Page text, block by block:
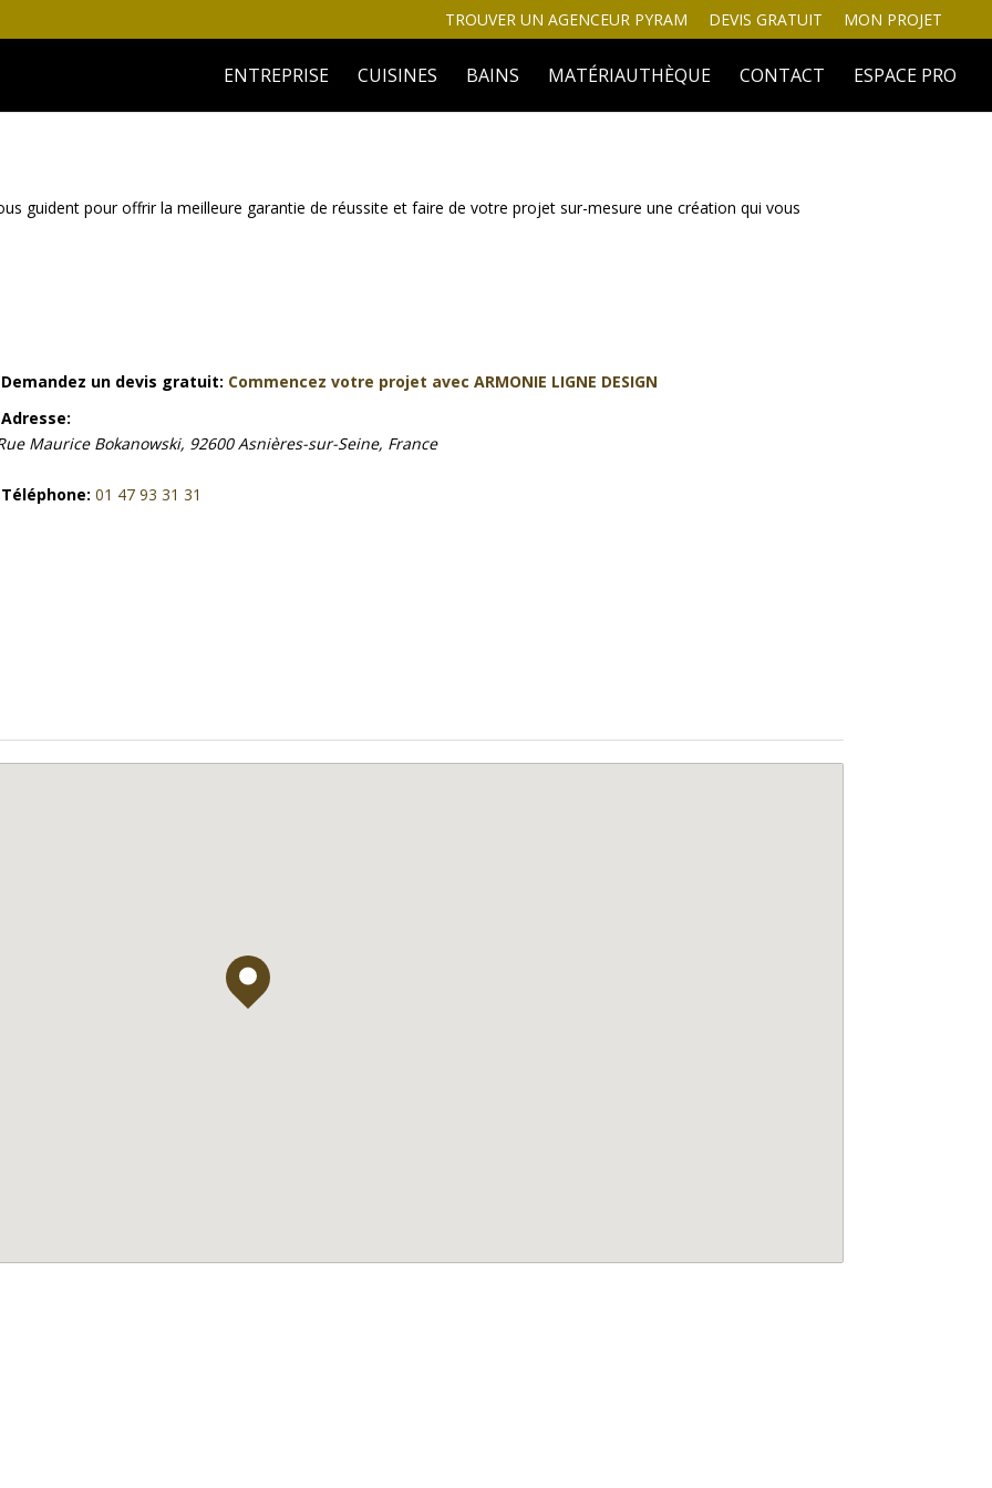
TROUVER UN AGENCEUR PYRAM DEVIS GRATUIT MON PROJET
ENTREPRISE CUISINES BAINS MATÉRIAUTHÈQUE CONTACT ESPACE PRO
guident pour offrir la meilleure garantie de réussite et faire de votre projet sur-mesure une création qui vous
Demandez un devis gratuit: Commencez votre projet avec ARMONIE LIGNE DESIGN
Adresse:
Maurice Bokanowski, 92600 Asnières-sur-Seine, France
Téléphone: 01 47 93 31 31